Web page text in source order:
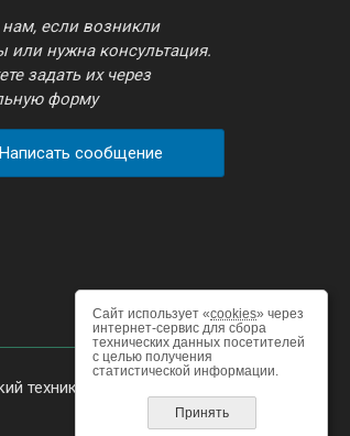
если возникли
или нужна консультация.
задать их через
форму
Написать сообщение
техникум»
Сайт использует «cookies» через
интернет-сервис для сбора
технических данных посетителей
с целью получения
статистической информации.
Принять